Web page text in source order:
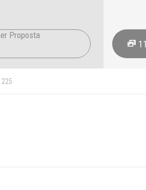
Proposta
11
225